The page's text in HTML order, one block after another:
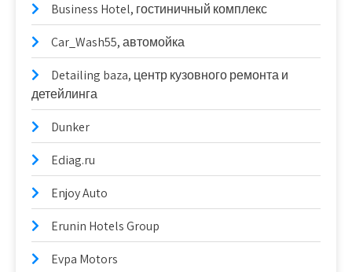
Business Hotel, гостиничный комплекс
Car_Wash55, автомойка
Detailing baza, центр кузовного ремонта и
детейлинга
Dunker
Ediag.ru
Enjoy Auto
Erunin Hotels Group
Evpa Motors